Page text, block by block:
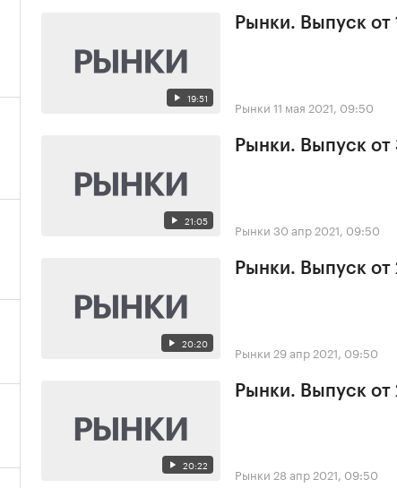
19:51
Рынки. Выпуск от
Рынки 11 мая 2021, 09:50
21:05
Рынки. Выпуск от
Рынки 30 апр 2021, 09:50
20:20
Рынки. Выпуск от
Рынки 29 апр 2021, 09:50
20:22
Рынки. Выпуск от
Рынки 28 апр 2021, 09:50